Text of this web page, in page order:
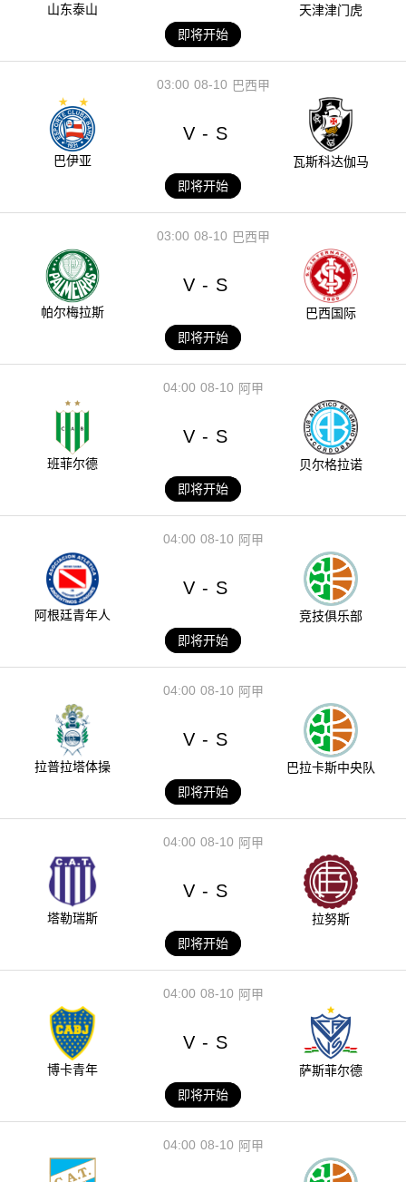
山东泰山
天津津门虎
即将开始
08-10
03:00 巴西甲
巴伊亚
V - S
瓦斯科达伽马
即将开始
08-10
03:00 巴西甲
帕尔梅拉斯
V - S
巴西国际
即将开始
08-10
04:00 阿甲
班菲尔德
V - S
贝尔格拉诺
即将开始
08-10
04:00 阿甲
阿根廷青年人
V - S
竞技俱乐部
即将开始
08-10
04:00 阿甲
拉普拉塔体操
V - S
巴拉卡斯中央队
即将开始
08-10
04:00 阿甲
塔勒瑞斯
V - S
拉努斯
即将开始
08-10
04:00 阿甲
博卡青年
V - S
萨斯菲尔德
即将开始
08-10
04:00 阿甲